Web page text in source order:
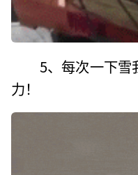
5、每次一下雪
力！